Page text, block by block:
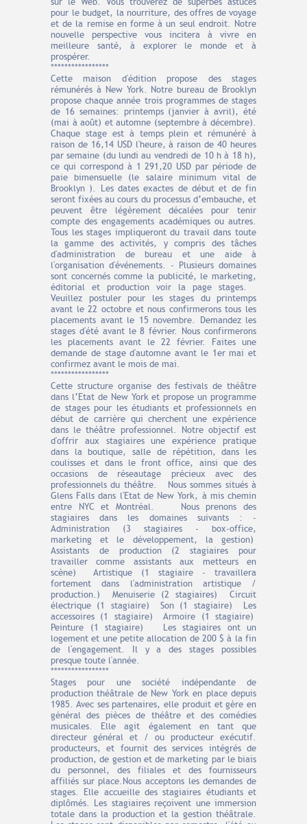
sur le Web. Vous trouverez de superbes astuces
pour le budget, la nourriture, des offres de voyage
et de la remise en forme à un seul endroit. Notre
nouvelle perspective vous incitera à vivre en
meilleure santé, à explorer le monde et à
prospérer.
*****************
Cette maison d'édition propose des stages
rémunérés à New York. Notre bureau de Brooklyn
propose chaque année trois programmes de stages
de 16 semaines: printemps (janvier à avril), été
(mai à août) et automne (septembre à décembre).
Chaque stage est à temps plein et rémunéré à
raison de 16,14 USD l'heure, à raison de 40 heures
par semaine (du lundi au vendredi de 10 h à 18 h),
ce qui correspond à 1 291,20 USD par période de
paie bimensuelle (le salaire minimum vital de
Brooklyn ). Les dates exactes de début et de fin
seront fixées au cours du processus d’embauche, et
peuvent être légèrement décalées pour tenir
compte des engagements académiques ou autres.
Tous les stages impliqueront du travail dans toute
la gamme des activités, y compris des tâches
d'administration de bureau et une aide à
l'organisation d'événements. - Plusieurs domaines
sont concernés comme la publicité, le marketing,
éditorial et production voir la page stages.
Veuillez postuler pour les stages du printemps
avant le 22 octobre et nous confirmerons tous les
placements avant le 15 novembre. Demandez les
stages d'été avant le 8 février. Nous confirmerons
les placements avant le 22 février. Faites une
demande de stage d'automne avant le 1er mai et
confirmez avant le mois de mai.
*****************
Cette structure organise des festivals de théâtre
dans l’Etat de New York et propose un programme
de stages pour les étudiants et professionnels en
début de carrière qui cherchent une expérience
dans le théâtre professionnel. Notre objectif est
d'offrir aux stagiaires une expérience pratique
dans la boutique, salle de répétition, dans les
coulisses et dans le front office, ainsi que des
occasions de réseautage précieux avec des
professionnels du théâtre. Nous sommes situés à
Glens Falls dans l'Etat de New York, à mis chemin
entre NYC et Montréal. Nous prenons des
stagiaires dans les domaines suivants : -
Administration (3 stagiaires - box-office,
marketing et le développement, la gestion)
Assistants de production (2 stagiaires pour
travailler comme assistants aux metteurs en
scène) Artistique (1 stagiaire - travaillera
fortement dans l'administration artistique /
production.) Menuiserie (2 stagiaires) Circuit
électrique (1 stagiaire) Son (1 stagiaire) Les
accessoires (1 stagiaire) Armoire (1 stagiaire)
Peinture (1 stagiaire) Les stagiaires ont un
logement et une petite allocation de 200 $ à la fin
de l'engagement. Il y a des stages possibles
presque toute l'année.
*****************
Stages pour une société indépendante de
production théâtrale de New York en place depuis
1985. Avec ses partenaires, elle produit et gère en
général des pièces de théâtre et des comédies
musicales. Elle agit également en tant que
directeur général et / ou producteur exécutif.
producteurs, et fournit des services intégrés de
production, de gestion et de marketing par le biais
du personnel, des filiales et des fournisseurs
affiliés sur place.Nous acceptons les demandes de
stages. Elle accueille des stagiaires étudiants et
diplômés. Les stagiaires reçoivent une immersion
totale dans la production et la gestion théâtrale.